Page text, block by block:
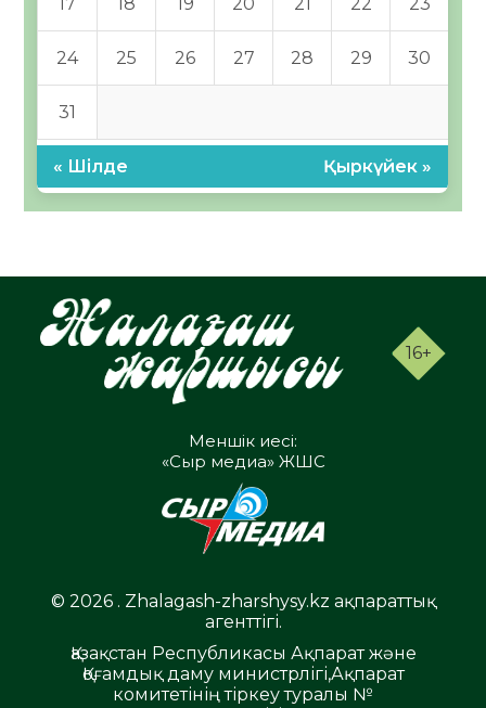
17 18 19 20 21 22 23
24 25 26 27 28 29 30
31
« Шілде Қыркүйек »
16+
Меншік иесі:
«Сыр медиа» ЖШС
© 2026 . Zhalagash-zharshysy.kz ақпараттық
агенттігі.
Қазақстан Республикасы Ақпарат және
Қоғамдық даму министрлігі,Ақпарат
комитетінің тіркеу туралы №